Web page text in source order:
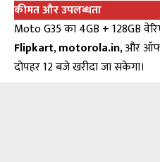
कीमत और उपलब्धता
Moto G35का 4GB + 128GB
Flipkart,motorola.in, और
दोपहर 12 बजे खरीदा जा सकेगा।